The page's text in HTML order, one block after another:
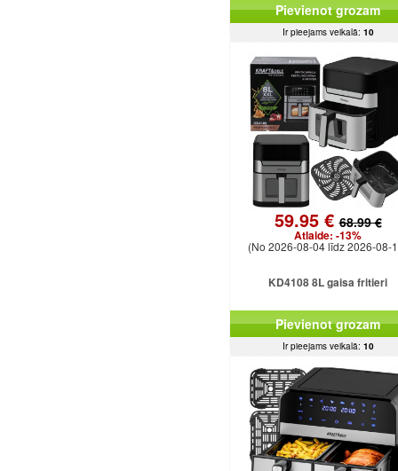
Pievienot grozam
Ir pieejams veikalā: 10
59.95 €68.99 €
Atlaide: -13%
(No 2026-08-04 līdz 2026-08-
KD4108 8L gaisa fritieri
Pievienot grozam
Ir pieejams veikalā: 10